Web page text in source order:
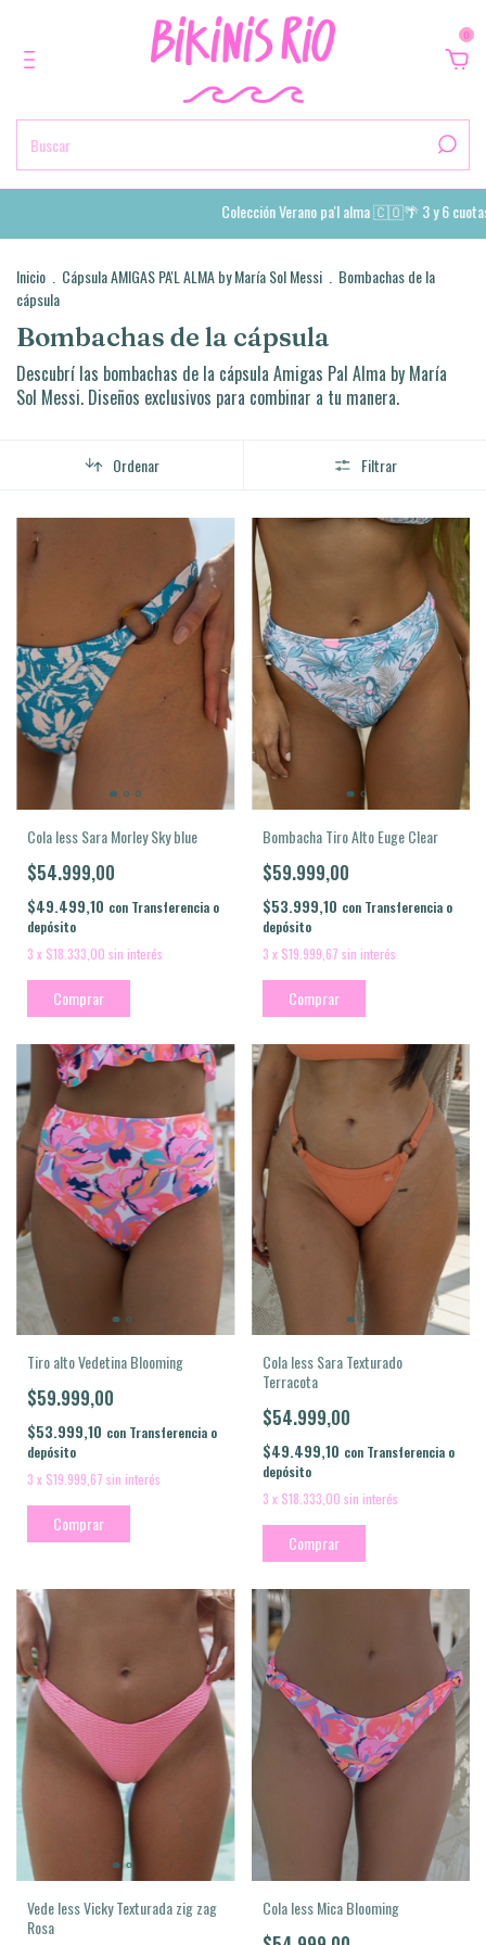
0
Colección Verano pa'l alma 🇨🇴🌴 3 y 6 cuotas
Inicio Cápsula AMIGAS PA'L ALMA by María Sol Messi
Bombachas de la
cápsula
Bombachas de la cápsula
Descubrí las bombachas de la cápsula Amigas Pal Alma by María
Sol Messi. Diseños exclusivos para combinar a tu manera.
Ordenar Filtrar
Cola less Sara Morley Sky blue
$54.999,00
$49.499,10 con Transferencia o
depósito
3 x $18.333,00 sin interés
Comprar
Bombacha Tiro Alto Euge Clear
$59.999,00
$53.999,10 con Transferencia o
depósito
3 x $19.999,67 sin interés
Comprar
Tiro alto Vedetina Blooming
$59.999,00
$53.999,10 con Transferencia o
depósito
3 x $19.999,67 sin interés
Comprar
Cola less Sara Texturado
Terracota
$54.999,00
$49.499,10 con Transferencia o
depósito
3 x $18.333,00 sin interés
Comprar
Vede less Vicky Texturada zig zag
Rosa
Cola less Mica Blooming